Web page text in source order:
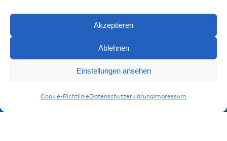
Akzeptieren
Ablehnen
Einstellungen ansehen
Cookie-Richtlinie Datenschutzerklärung Impressum
Mehrfach-Verteiler
Impressum
Kontaktformular